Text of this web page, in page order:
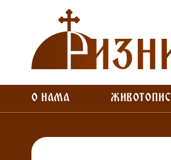
О НАМА ЖИВОТОПИС